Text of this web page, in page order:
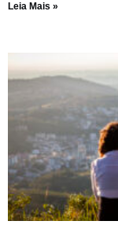
Leia Mais »